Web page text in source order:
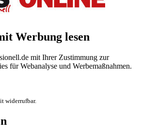
Werbung lesen
mit Ihrer Zustimmung zur
für Webanalyse und Werbemaßnahmen.
widerrufbar.